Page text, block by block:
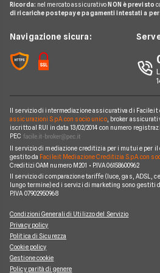
Mappa del sito
Facile.it Club
Lavora in Facile.it
Migliori Prestiti
Notizie Finanziamenti
Notizie Trading
Notizie Luce e gas
Offerte Telefonia Mobile Partita Iva
Notizie Telefonia Mobile
Notizie TV a pagamento
Noleggio Lungo Termine Auto Usate
Noleggio Lungo Termine Auto Elettriche
Notizie noleggio
Ricorda: nel mercato assicurativo NON è previsto
di ricariche postepay e pagamenti intestati a
Navigazione sicura:
Il servizio di intermediazione assicurativa di Facile.it
assicurazioni S.p.A. con socio unico, broker
iscritto al RUI in data 13/02/2014 con numero
PEC
Il servizio di mediazione creditizia per i mutui e per il
gestito da Facile.it Mediazione Creditizia S.p.A. con
Creditizi OAM numero M201 • P.IVA 06158600962
Il servizio di comparazione tariffe (luce, gas, ADSL,
lungo termine) ed i servizi di marketing sono gestiti
P.IVA 07902950968
Condizioni Generali di Utilizzo del Servizio
Privacy policy
Politica di Sicurezza
Cookie policy
Gestione cookie
Policy parità di genere